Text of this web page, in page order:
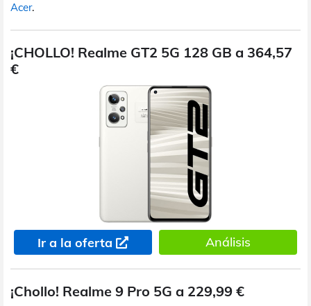
Acer.
¡CHOLLO! Realme GT2 5G 128 GB a 364,57
€
Ir a la oferta Análisis
¡Chollo! Realme 9 Pro 5G a 229,99 €